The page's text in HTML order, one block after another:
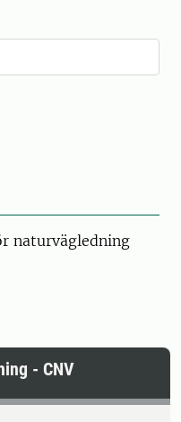
naturvägledning
- CNV